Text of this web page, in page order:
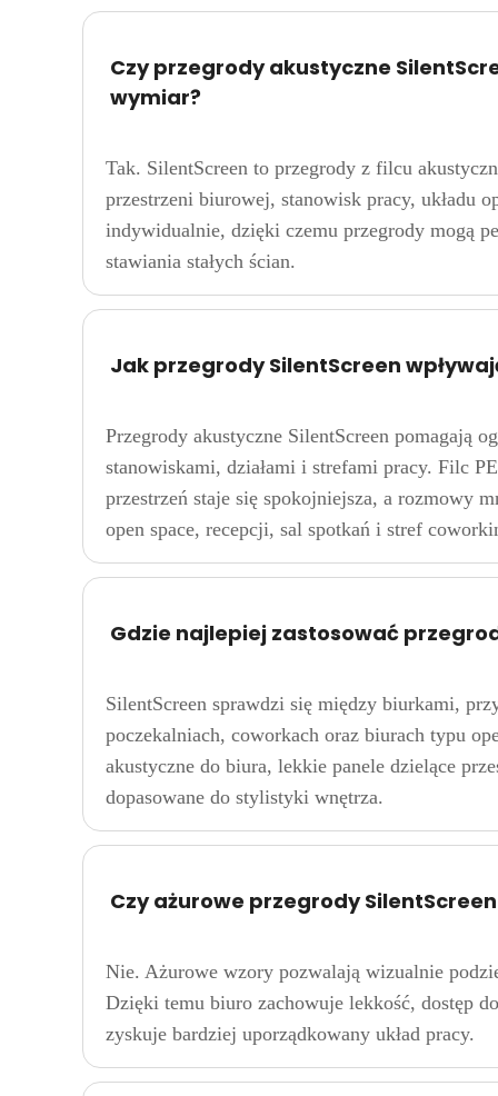
Czy przegrody akustyczne
wymiar?
Tak. SilentScreen to przegrody z filcu
przestrzeni biurowej, stanowisk pracy, układu
indywidualnie, dzięki czemu przegrody mogą
stawiania stałych ścian.
Jak przegrody SilentScreen
Przegrody akustyczne SilentScreen pomagają
stanowiskami, działami i strefami pracy. Filc
przestrzeń staje się spokojniejsza, a rozmowy
open space, recepcji, sal spotkań i stref
Gdzie najlepiej zastosować
SilentScreen sprawdzi się między biurkami,
poczekalniach, coworkach oraz biurach typu
akustyczne do biura, lekkie panele dzielące
dopasowane do stylistyki wnętrza.
Czy ażurowe przegrody
Nie. Ażurowe wzory pozwalają wizualnie
Dzięki temu biuro zachowuje lekkość, dostęp
zyskuje bardziej uporządkowany układ pracy.